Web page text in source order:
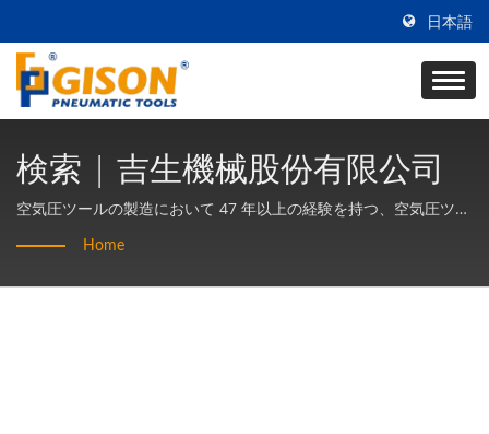
日本語
検索 | 吉生機械股份有限公司
空気圧ツールの製造において 47 年以上の経験を持つ、空気圧ツー
ルの専門的な研究開発と生産。製品はすべて台湾製です。
Home